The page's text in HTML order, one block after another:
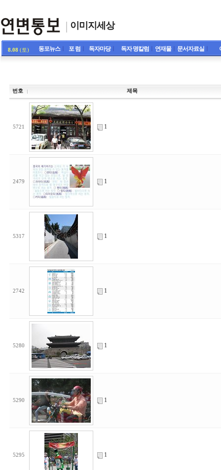
이미지세상
8.08 (토) 동포뉴스ㅣ 포 럼 독자마당ㅣ 독자 명칼럼 연재물ㅣ 문서자료실
번호 제목
5721 1
2479 1
5317 1
2742 1
5280 1
5290 1
5295 1